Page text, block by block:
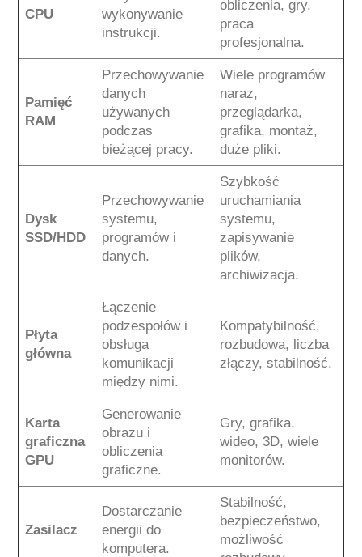
CPU
wykonywanie
instrukcji.
obliczenia, gry,
praca
profesjonalna.
Pamięć
RAM
Przechowywanie
danych
używanych
podczas
bieżącej pracy.
Wiele programów
naraz,
przeglądarka,
grafika, montaż,
duże pliki.
Dysk
SSD/HDD
Przechowywanie
systemu,
programów i
danych.
Szybkość
uruchamiania
systemu,
zapisywanie
plików,
archiwizacja.
Płyta
główna
Łączenie
podzespołów i
obsługa
komunikacji
między nimi.
Kompatybilność,
rozbudowa, liczba
złączy, stabilność.
Karta
graficzna
GPU
Generowanie
obrazu i
obliczenia
graficzne.
Gry, grafika,
wideo, 3D, wiele
monitorów.
Zasilacz
Dostarczanie
energii do
komputera.
Stabilność,
bezpieczeństwo,
możliwość